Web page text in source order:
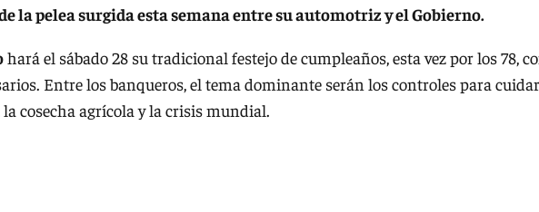
la pelea surgida esta semana entre su automotriz y el Gobierno.
hará el sábado 28 su tradicional festejo de cumpleaños, esta vez por los 78,
Entre los banqueros, el tema dominante serán los controles para cuidar
cosecha agrícola y la crisis mundial.